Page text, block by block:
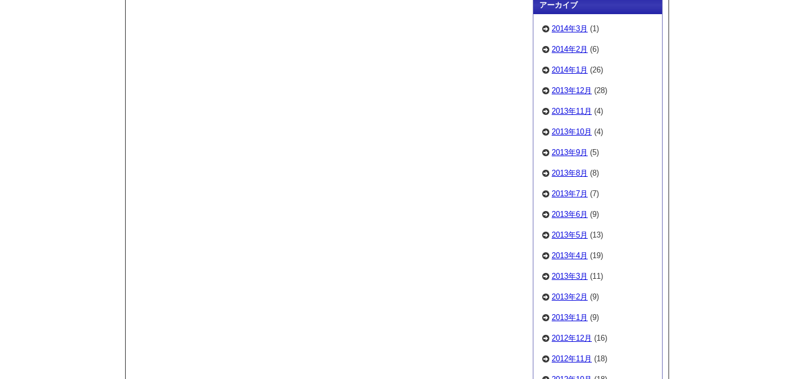
アーカイブ
2014年3月 (1)
2014年2月 (6)
2014年1月 (26)
2013年12月 (28)
2013年11月 (4)
2013年10月 (4)
2013年9月 (5)
2013年8月 (8)
2013年7月 (7)
2013年6月 (9)
2013年5月 (13)
2013年4月 (19)
2013年3月 (11)
2013年2月 (9)
2013年1月 (9)
2012年12月 (16)
2012年11月 (18)